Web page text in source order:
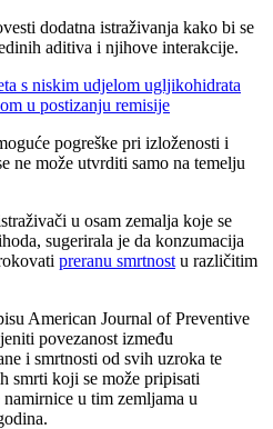
dodatna istraživanja kako bi se
aditiva i njihove interakcije.
s niskim udjelom ugljikohidrata
u postizanju remisije
pogreške pri izloženosti i
ne može utvrditi samo na temelju
u osam zemalja koje se
sugerirala je da konzumacija
preranu smrtnost u različitim
American Journal of Preventive
povezanost između
i smrtnosti od svih uzroka te
smrti koji se može pripisati
u tim zemljama u